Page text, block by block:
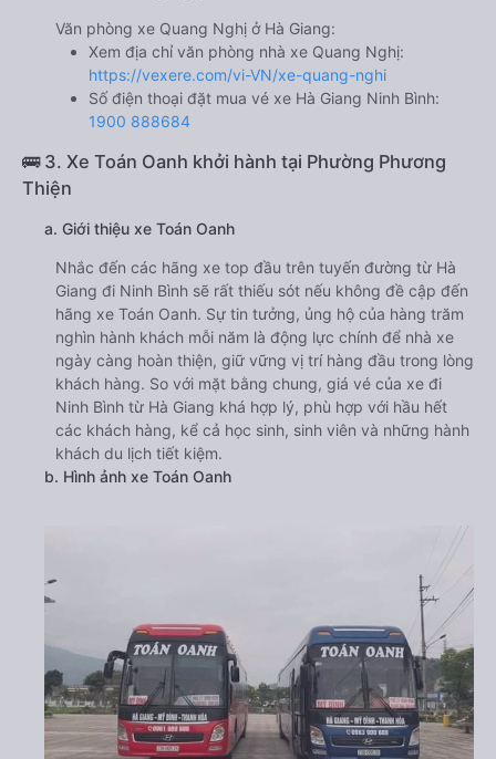
Văn phòng xe Quang Nghị ở Hà Giang:
Xem địa chỉ văn phòng nhà xe Quang Nghị:
https://vexere.com/vi-VN/xe-quang-nghi
Số điện thoại đặt mua vé xe Hà Giang Ninh Bình:
1900 888684
🚌 3. Xe Toán Oanh khởi hành tại Phường Phương
Thiện
a. Giới thiệu xe Toán Oanh
Nhắc đến các hãng xe top đầu trên tuyến đường từ Hà
Giang đi Ninh Bình sẽ rất thiếu sót nếu không đề cập đến
hãng xe Toán Oanh. Sự tin tưởng, ủng hộ của hàng trăm
nghìn hành khách mỗi năm là động lực chính để nhà xe
ngày càng hoàn thiện, giữ vững vị trí hàng đầu trong lòng
khách hàng. So với mặt bằng chung, giá vé của xe đi
Ninh Bình từ Hà Giang khá hợp lý, phù hợp với hầu hết
các khách hàng, kể cả học sinh, sinh viên và những hành
khách du lịch tiết kiệm.
b. Hình ảnh xe Toán Oanh